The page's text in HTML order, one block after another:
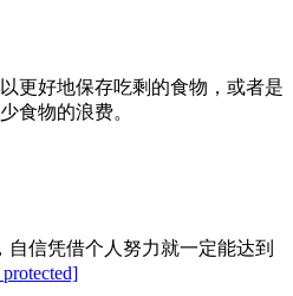
更好地保存吃剩的食物，或者是
食物的浪费。
自信凭借个人努力就一定能达到